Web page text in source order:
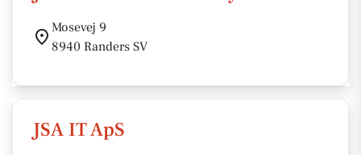
Mosevej 9
8940 Randers SV
JSA IT ApS